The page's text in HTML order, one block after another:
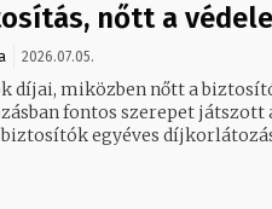
nőtt a
2026.07.05.
díjai, miközben nőtt a
fontos szerepet játszott
egyéves